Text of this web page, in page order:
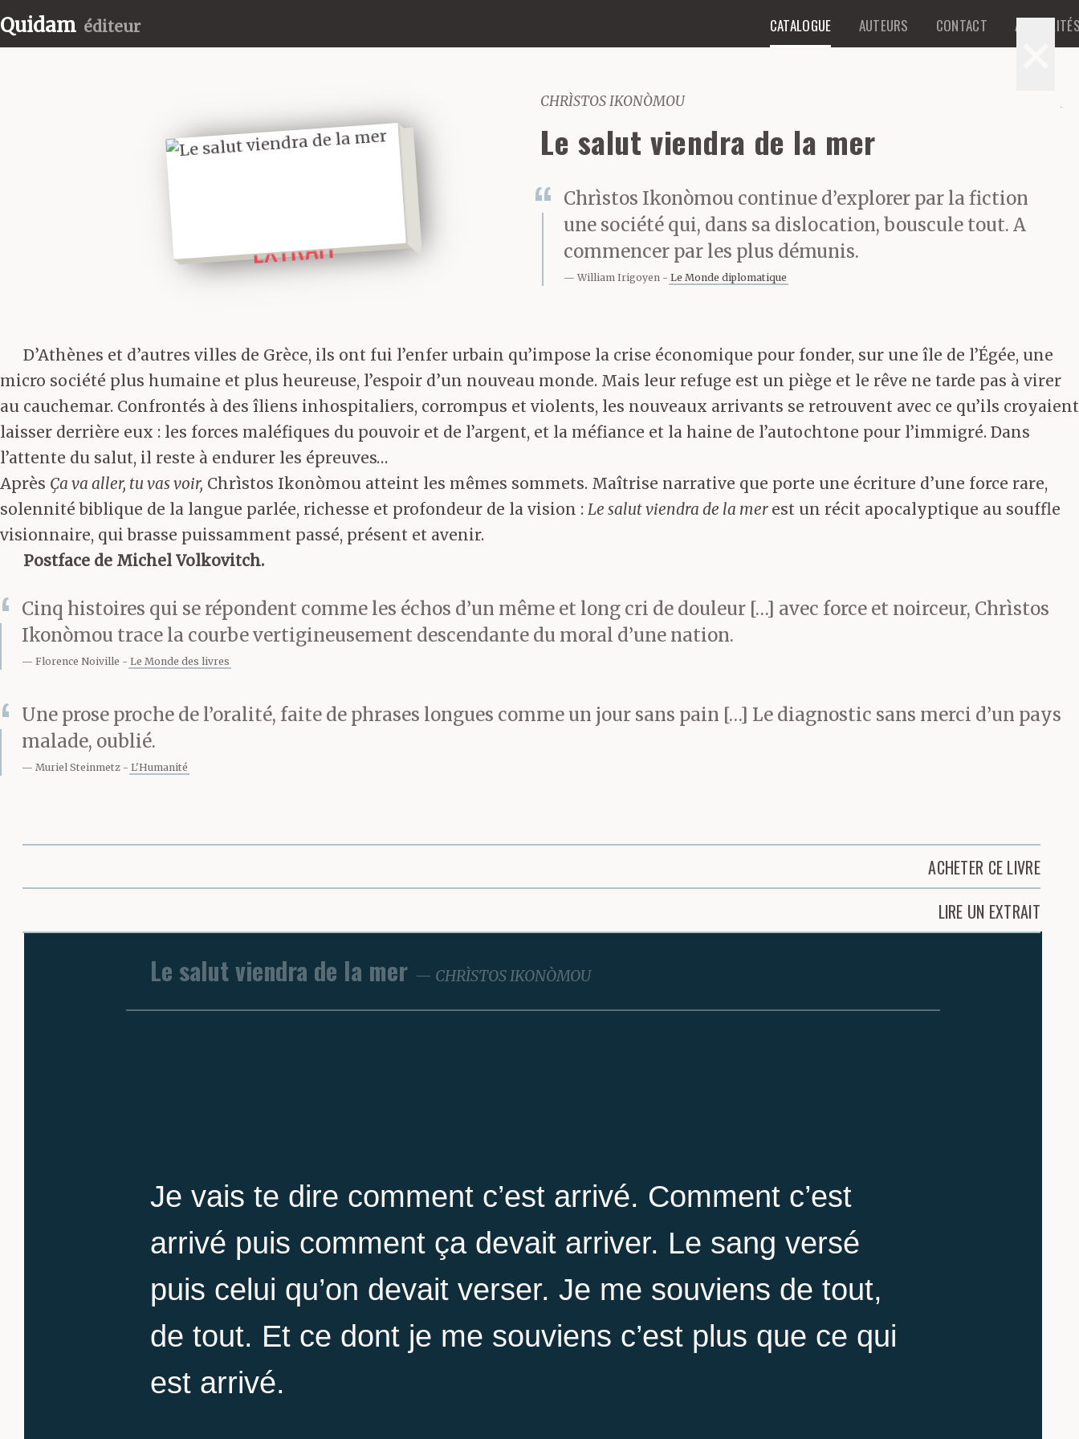
Quidam éditeur CATALOGUE AUTEURS CONTACT
EXTRAIT
CHRÌSTOS IKONÒMOU
Le salut viendra de la mer
Chrìstos Ikonòmou continue d’explorer par la fiction
une société qui, dans sa dislocation, bouscule tout. A
commencer par les plus démunis.
William Irigoyen Le Monde diplomatique
D’Athènes et d’autres villes de Grèce, ils ont fui l’enfer urbain qu’impose la crise économique pour fonder, sur une île de l’Égée, une
micro société plus humaine et plus heureuse, l’espoir d’un nouveau monde. Mais leur refuge est un piège et le rêve ne tarde pas à virer
au cauchemar. Confrontés à des îliens inhospitaliers, corrompus et violents, les nouveaux arrivants se retrouvent avec ce qu’ils croyaient
laisser derrière eux : les forces maléfiques du pouvoir et de l’argent, et la méfiance et la haine de l’autochtone pour l’immigré. Dans
l’attente du salut, il reste à endurer les épreuves…
Après Ça va aller, tu vas voir, Chrìstos Ikonòmou atteint les mêmes sommets. Maîtrise narrative que porte une écriture d’une force rare,
solennité biblique de la langue parlée, richesse et profondeur de la vision : Le salut viendra de la mer est un récit apocalyptique au souffle
visionnaire, qui brasse puissamment passé, présent et avenir.
Postface de Michel Volkovitch.
Cinq histoires qui se répondent comme les échos d’un même et long cri de douleur […] avec force et noirceur, Chrìstos
Ikonòmou trace la courbe vertigineusement descendante du moral d’une nation.
Florence Noiville Le Monde des livres
Une prose proche de l’oralité, faite de phrases longues comme un jour sans pain […] Le diagnostic sans merci d’un pays
malade, oublié.
Muriel Steinmetz L'Humanité
ACHETER CE LIVRE
LIRE UN EXTRAIT
Le salut viendra de la mer CHRÌSTOS IKONÒMOU
Je vais te dire comment c’est arrivé. Comment c’est
arrivé puis comment ça devait arriver. Le sang versé
puis celui qu’on devait verser. Je me souviens de tout,
de tout. Et ce dont je me souviens c’est plus que ce qui
est arrivé.